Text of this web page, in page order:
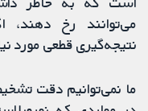
می‌توانند رخ دهند،
نتیجه‌گیری قطعی مورد